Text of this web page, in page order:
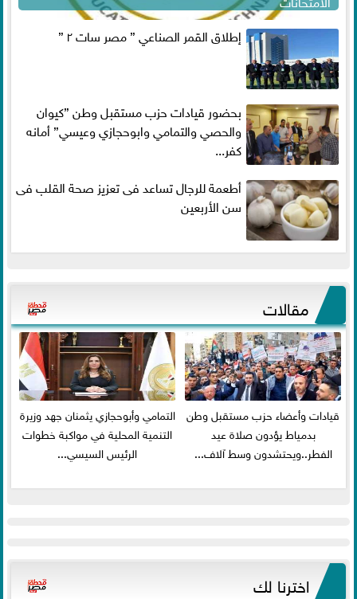
إطلاق القمر الصناعي ” مصر سات ٢ ”
بحضور قيادات حزب مستقبل وطن ”كيوان
والحصي والتمامي وابوحجازي وعيسي” أمانه
كفر...
أطعمة للرجال تساعد فى تعزيز صحة القلب فى
سن الأربعين
مقالات
قيادات وأعضاء حزب مستقبل وطن
بدمياط يؤدون صلاة عيد
الفطر..ويحتشدون وسط آلاف...
التمامي وأبوحجازي يثمنان جهد وزيرة
التنمية المحلية في مواكبة خطوات
الرئيس السيسي...
اخترنا لك